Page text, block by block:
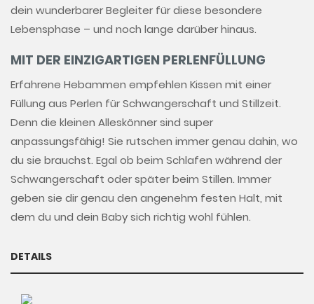
dein wunderbarer Begleiter für diese besondere
Lebensphase – und noch lange darüber hinaus.
MIT DER EINZIGARTIGEN PERLENFÜLLUNG
Erfahrene Hebammen empfehlen Kissen mit einer
Füllung aus Perlen für Schwangerschaft und Stillzeit.
Denn die kleinen Alleskönner sind super
anpassungsfähig! Sie rutschen immer genau dahin, wo
du sie brauchst. Egal ob beim Schlafen während der
Schwangerschaft oder später beim Stillen. Immer
geben sie dir genau den angenehm festen Halt, mit
dem du und dein Baby sich richtig wohl fühlen.
DETAILS